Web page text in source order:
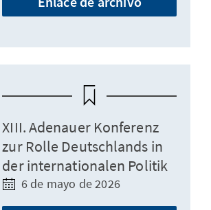
XIII. Adenauer Konferenz
zur Rolle Deutschlands in
der internationalen Politik
6 de mayo de 2026